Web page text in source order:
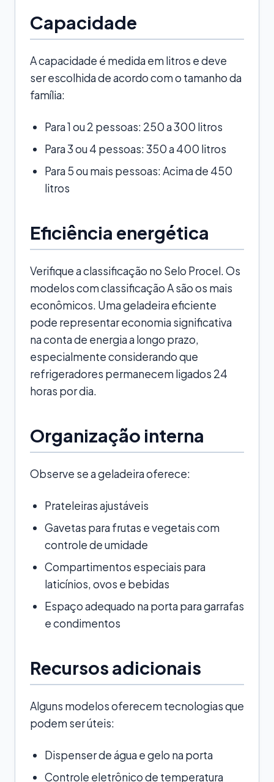
Capacidade
A capacidade é medida em litros e deve
ser escolhida de acordo com o tamanho da
família:
Para 1 ou 2 pessoas: 250 a 300 litros
Para 3 ou 4 pessoas: 350 a 400 litros
Para 5 ou mais pessoas: Acima de 450
litros
Eficiência energética
Verifique a classificação no Selo Procel. Os
modelos com classificação A são os mais
econômicos. Uma geladeira eficiente
pode representar economia significativa
na conta de energia a longo prazo,
especialmente considerando que
refrigeradores permanecem ligados 24
horas por dia.
Organização interna
Observe se a geladeira oferece:
Prateleiras ajustáveis
Gavetas para frutas e vegetais com
controle de umidade
Compartimentos especiais para
laticínios, ovos e bebidas
Espaço adequado na porta para garrafas
e condimentos
Recursos adicionais
Alguns modelos oferecem tecnologias que
podem ser úteis:
Dispenser de água e gelo na porta
Controle eletrônico de temperatura